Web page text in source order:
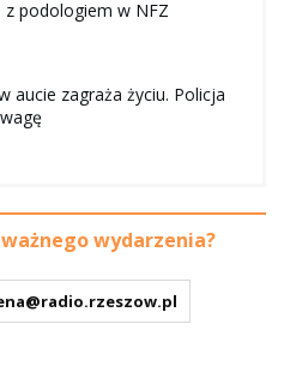
podologiem w NFZ
aucie zagraża życiu. Policja
wydarzenia?